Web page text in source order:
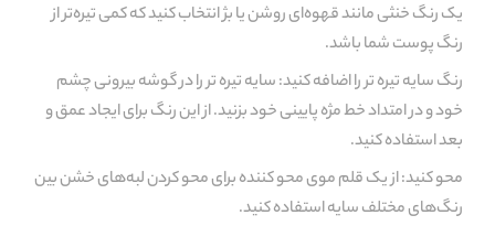
یک رنگ خنثی مانند قهوه‌ای روشن یا بژ انتخاب کنید که کمی تیره‌تر از
رنگ پوست شما باشد.
رنگ سایه تیره تر را اضافه کنید: سایه تیره تر را در گوشه بیرونی چشم
خود و در امتداد خط مژه پایینی خود بزنید. از این رنگ برای ایجاد عمق و
بعد استفاده کنید.
محو کنید: از یک قلم موی محو کننده برای محو کردن لبه‌های خشن بین
رنگ‌های مختلف سایه استفاده کنید.